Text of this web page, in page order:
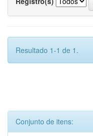
Resultado 1-1 de 1.
Conjunto de itens: